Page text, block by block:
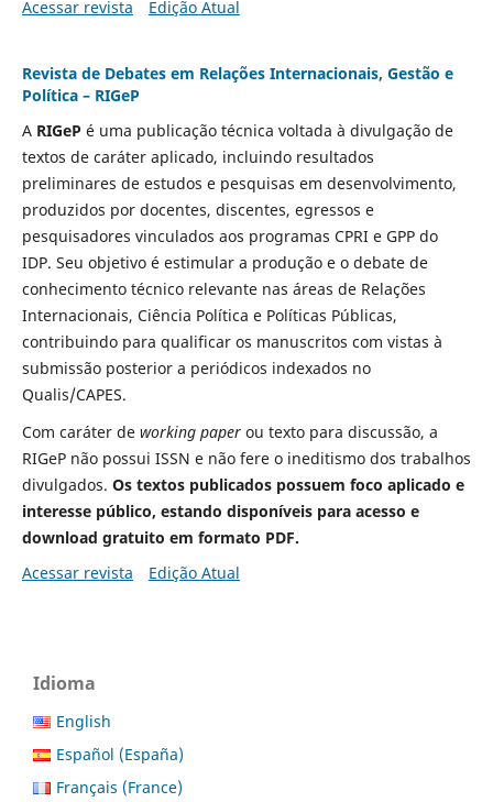
Acessar revista
Edição Atual
Revista de Debates em Relações Internacionais, Gestão e
Política – RIGeP
A RIGePé uma publicação técnica voltada à divulgação de
textos de caráter aplicado, incluindo resultados
preliminares de estudos e pesquisas em desenvolvimento,
produzidos por docentes, discentes, egressos e
pesquisadores vinculados aos programas CPRI e GPP do
IDP. Seu objetivo é estimular a produção e o debate de
conhecimento técnico relevante nas áreas de Relações
Internacionais, Ciência Política e Políticas Públicas,
contribuindo para qualificar os manuscritos com vistas à
submissão posterior a periódicos indexados no
Qualis/CAPES.
Com caráter de working paperou texto para discussão, a
RIGeP não possui ISSN e não fere o ineditismo dos trabalhos
divulgados. Os textos publicados possuem foco aplicado e
interesse público, estando disponíveis para acesso e
download gratuito em formato PDF.
Acessar revista
Edição Atual
Idioma
English
Español (España)
Français (France)